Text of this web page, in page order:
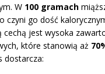
W 100 gramach
czyni go dość
cechą jest wysoka
które stanowią aż
dostarcza: